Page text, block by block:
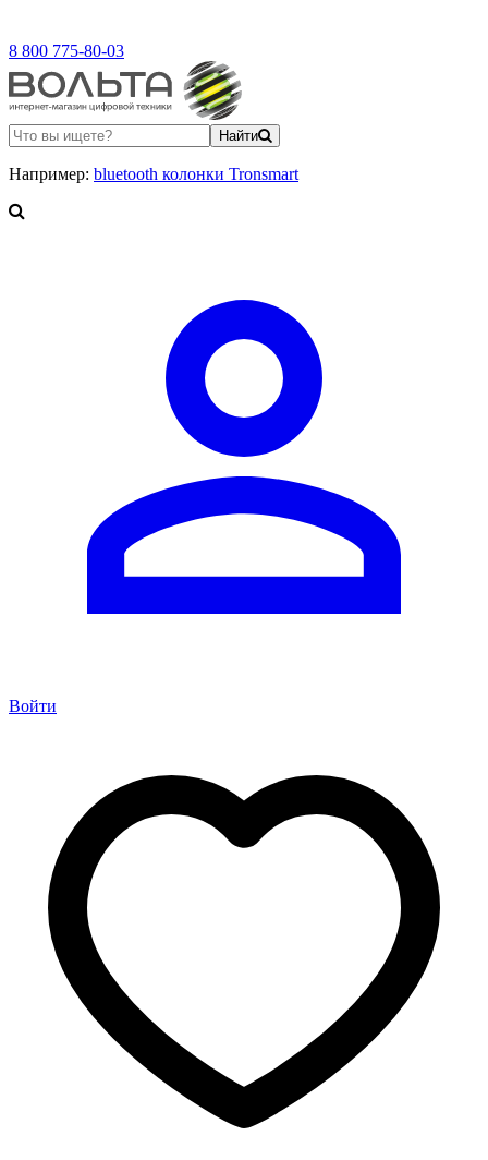
8 800 775-80-03
Найти
Например: bluetooth колонки Tronsmart
Войти